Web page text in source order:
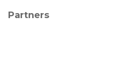
Partners